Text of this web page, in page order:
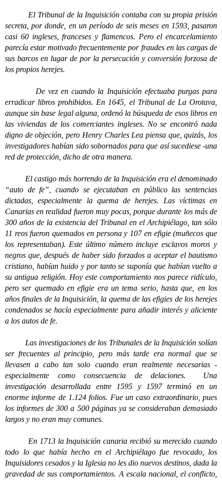
El Tribunal de la Inquisición contaba con su propia prisión
secreta, por donde, en un período de seis meses en 1593, pasaron
casi 60 ingleses, franceses y flamencos. Pero el encarcelamiento
parecía estar motivado frecuentemente por fraudes en las cargas de
sus barcos en lugar de por la persecución y conversión forzosa de
los propios herejes.
De vez en cuando la Inquisición efectuaba purgas para
erradicar libros prohibidos. En 1645, el Tribunal de La Orotava,
aunque sin base legal alguna, ordenó la búsqueda de esos libros en
las viviendas de los comerciantes ingleses. No se encontró nada
digno de objeción, pero Henry Charles Lea piensa que, quizás, los
investigadores habían sido sobornados para que así sucediese -una
red de protección, dicho de otra manera.
El castigo más horrendo de la Inquisición era el denominado
“auto de fe”, cuando se ejecutaban en público las sentencias
dictadas, especialmente la quema de herejes. Las víctimas en
Canarias en realidad fueron muy pocas, porque durante los más de
300 años de la existencia del Tribunal en el Archipiélago, tan sólo
11 reos fueron quemados en persona y 107 en efigie (muñecos que
los representaban). Este último número incluye esclavos moros y
negros que, después de haber sido forzados a aceptar el bautismo
cristiano, habían huido y por tanto se suponía que habían vuelto a
su antigua religión. Hoy este comportamiento nos parece ridículo,
pero ser quemado en efigie era un tema serio, hasta que, en los
años finales de la Inquisición, la quema de las efigies de los herejes
condenados se hacía especialmente para añadir interés y aliciente
a los autos de fe.
Las investigaciones de los Tribunales de la Inquisición solían
ser frecuentes al principio, pero más tarde era normal que se
llevasen a cabo tan solo cuando eran realmente necesarias -
especialmente como consecuencia de delaciones. Una
investigación desarrollada entre 1595 y 1597 terminó en un
enorme informe de 1.124 folios. Fue un caso extraordinario, pues
los informes de 300 a 500 páginas ya se consideraban demasiado
largos y no eran muy comunes.
En 1713 la Inquisición canaria recibió su merecido cuando
todo lo que había hecho en el Archipiélago fue revocado, los
Inquisidores cesados y la Iglesia no les dio nuevos destinos, dada la
gravedad de sus comportamientos. A escala nacional, el conflicto,